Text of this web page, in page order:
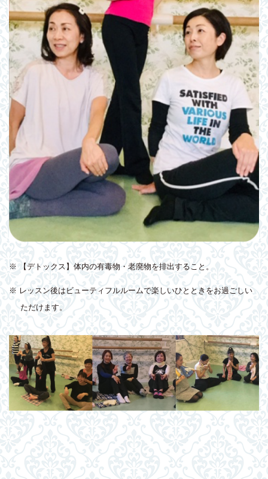
※ 【デトックス】体内の有毒物・老廃物を排出すること。
※ レッスン後はビューティフルルームで楽しいひとときをお過ごしい
ただけます。